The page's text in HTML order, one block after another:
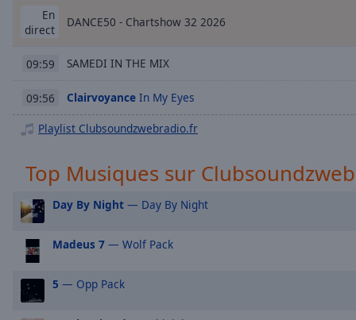
descriptions
selected
Subtitles
subtitles
settings
subtitles
dialog
subtitles
off
selected
Audio
Track
En
direct
DANCE50 - Chartshow 32 2026
09:59 SAMEDI IN THE MIX
09:56 Clairvoyance In My Eyes
Playlist Clubsoundzwebradio.fr
Top Musiques sur
Day By Night — Day By Night
Madeus 7 — Wolf Pack
5 — Opp Pack